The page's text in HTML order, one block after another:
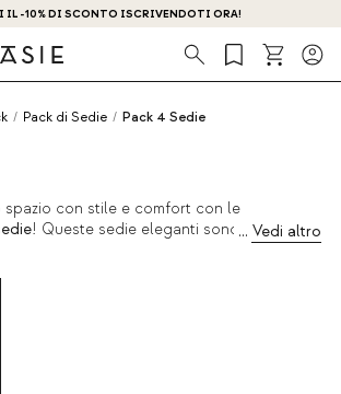
-10% DI SCONTO ISCRIVENDOTI ORA!
Ricerca
/ Pack di Sedie / Pack 4 Sedie
spazio con stile e comfort con le
! Queste sedie eleganti sono la
ideali per ogni occasione.